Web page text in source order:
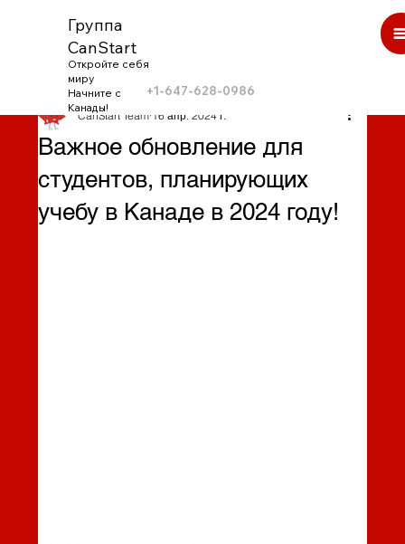
Группа
CanStart
Откройте себя
миру
Начните с
Канады!
+1-647-628-0986
Важное обновление для
студентов, планирующих
учебу в Канаде в 2024 году!
CanStart Team 16 апр. 2024 г.